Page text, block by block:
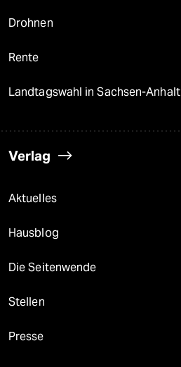
Drohnen
Rente
Landtagswahl in Sachsen-Anhalt
Verlag
Aktuelles
Hausblog
Die Seitenwende
Stellen
Presse